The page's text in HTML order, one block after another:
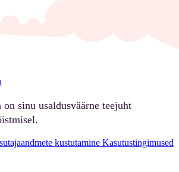
on sinu usaldusväärne teejuht
kustutamine Kasutustingimused